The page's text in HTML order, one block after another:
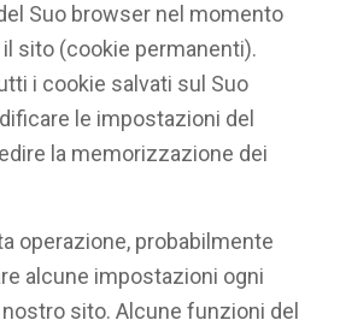
Suo browser nel momento
sito (cookie permanenti).
i cookie salvati sul Suo
le impostazioni del
la memorizzazione dei
operazione, probabilmente
alcune impostazioni ogni
sito. Alcune funzioni del